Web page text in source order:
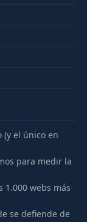
(y el único en
para medir la
1.000 webs más
se defiende de